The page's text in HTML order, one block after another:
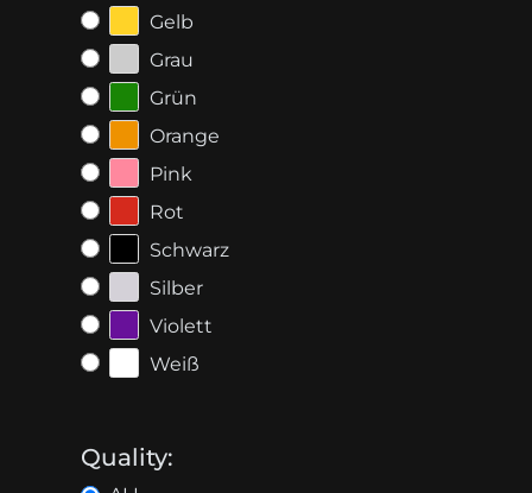
Gelb
Grau
Grün
Orange
Pink
Rot
Schwarz
Silber
Violett
Weiß
Quality: